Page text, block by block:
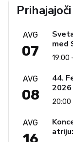
AVG
07
med
19:00
AVG
08
44.
20:00
AVG
16